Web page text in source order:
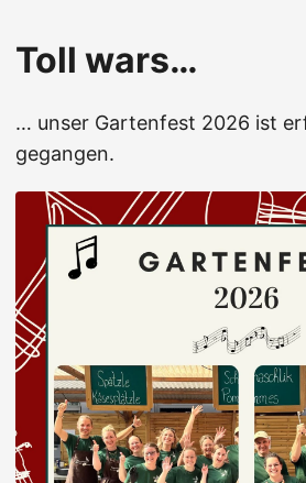
Toll wars…
… unser Gartenfest 2026 ist
gegangen.